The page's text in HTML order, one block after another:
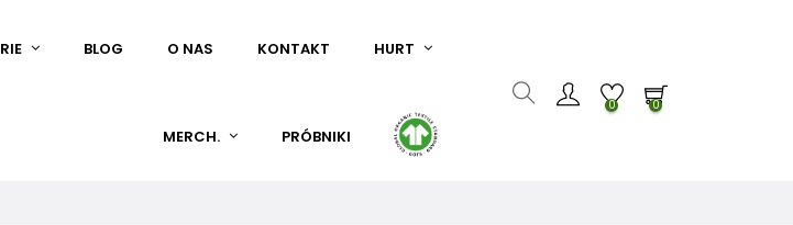
BLOG O NAS KONTAKT HURT
MERCH. PRÓBNIKI
0 0